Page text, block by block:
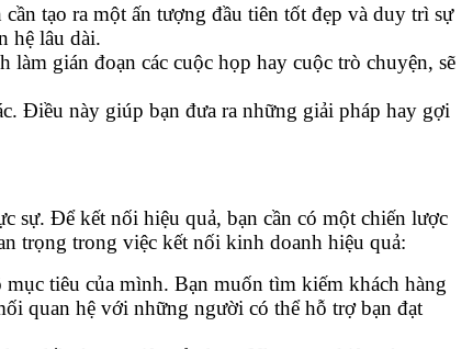
tạo ra một ấn tượng đầu tiên tốt đẹp và duy trì sự
hệ lâu dài.
gián đoạn các cuộc họp hay cuộc trò chuyện, sẽ
Điều này giúp bạn đưa ra những giải pháp hay gợi
sự. Để kết nối hiệu quả, bạn cần có một chiến lược
trọng trong việc kết nối kinh doanh hiệu quả:
tiêu của mình. Bạn muốn tìm kiếm khách hàng
quan hệ với những người có thể hỗ trợ bạn đạt